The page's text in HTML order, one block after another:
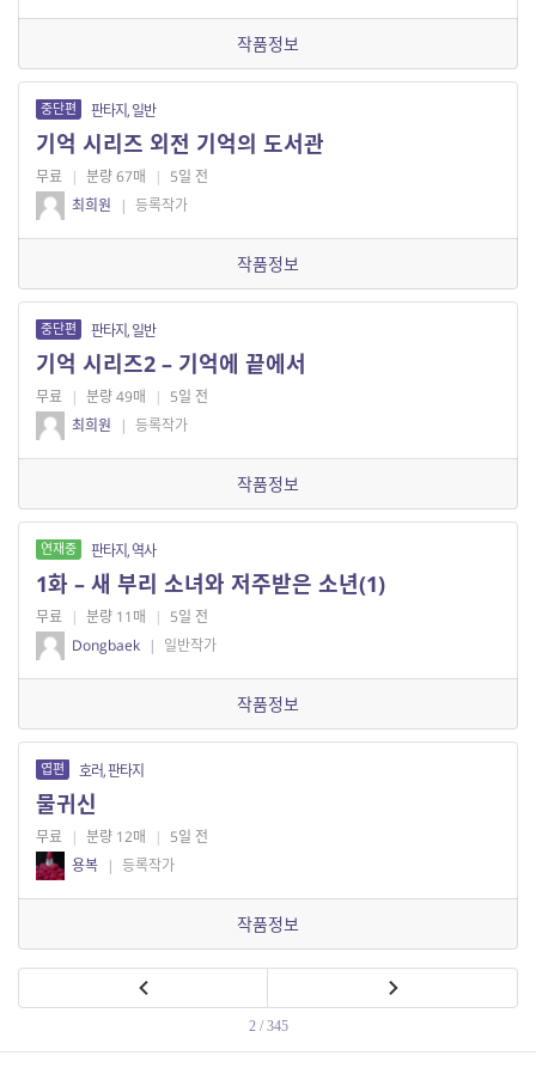
작품정보
중단편 판타지, 일반
기억 시리즈 외전 기억의 도서관
무료 | 분량 67매 | 5일 전
최희원
| 등록작가
작품정보
중단편 판타지, 일반
기억 시리즈2 – 기억에 끝에서
무료 | 분량 49매 | 5일 전
최희원
| 등록작가
작품정보
연재중 판타지, 역사
1화 – 새 부리 소녀와 저주받은 소년(1)
무료 | 분량 11매 | 5일 전
Dongbaek | 일반작가
작품정보
엽편 호러, 판타지
물귀신
무료 | 분량 12매 | 5일 전
용복 | 등록작가
작품정보
2 / 345